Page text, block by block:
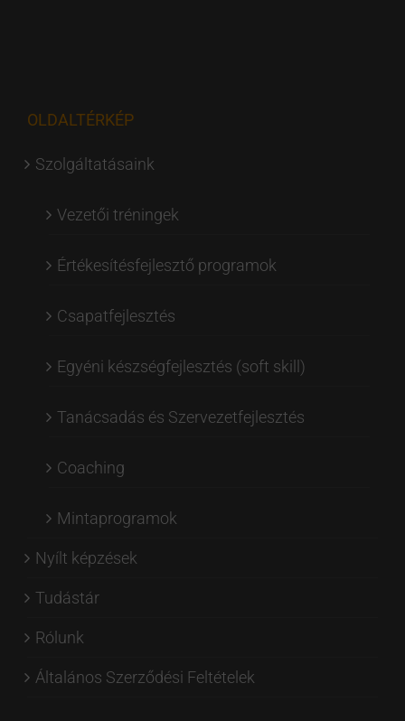
OLDALTÉRKÉP
Szolgáltatásaink
Vezetői tréningek
Értékesítésfejlesztő programok
Csapatfejlesztés
Egyéni készségfejlesztés (soft skill)
Tanácsadás és Szervezetfejlesztés
Coaching
Mintaprogramok
Nyílt képzések
Tudástár
Rólunk
Általános Szerződési Feltételek